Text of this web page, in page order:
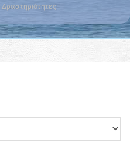
Δραστηριότητες